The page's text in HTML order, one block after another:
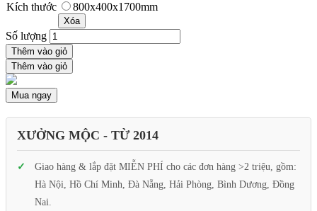
Kích thước 800x400x1700mm
Xóa
Số lượng
Thêm vào giỏ
Thêm vào giỏ
Mua ngay
XƯỞNG MỘC - TỪ 2014
Giao hàng & lắp đặt MIỄN PHÍ cho các đơn hàng >2 triệu, gồm:
Hà Nội, Hồ Chí Minh, Đà Nẵng, Hải Phòng, Bình Dương, Đồng
Nai.